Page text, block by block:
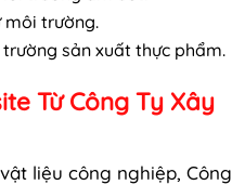
môi trường.
sản xuất thực phẩm.
Từ Công Ty Xây
liệu công nghiệp, Công